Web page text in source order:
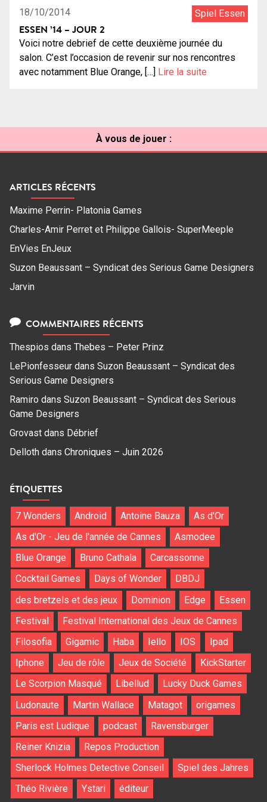
18/10/2014 Spiel Essen
ESSEN ’14 – JOUR 2
Voici notre debrief de cette deuxième journée du
salon. C’est l’occasion de revenir sur nos rencontres
avec notamment Blue Orange, […] Lire la suite
À vous de jouer :
ARTICLES RÉCENTS
Maxime Perrin- Platonia Games
Charles-Amir Perret et Philippe Gallois- SuperMeeple
EnVies EnJeux
Suzon Beaussant – Syndicat des Serious Game Designers
Jarvin
COMMENTAIRES RÉCENTS
Thespios dans Thebes – Peter Prinz
LePionfesseur dans Suzon Beaussant – Syndicat des
Serious Game Designers
Ramiro dans Suzon Beaussant – Syndicat des Serious
Game Designers
Grovast dans Débrief
Delloth dans Chroniques – Juin 2026
ÉTIQUETTES
7 Wonders Android Antoine Bauza
As d'Or
As d'Or - Jeu de l'année de Cannes
Asmodee
Blue Orange
Bruno Cathala
Carcassonne
Cocktail Games
Days of Wonder
DBDJ
des bretzels et des jeux
Dominion Edge
Essen
Festival
Festival International des Jeux de Cannes
Filosofia
Gigamic Haba Iello IOS
Ipad
Iphone
Jeu de rôle Jeux de Société
KickStarter
Le Scorpion Masqué
Libellud
Lucky Duck Games
Ludonaute
Martin Wallace Matagot
origames
Paris est Ludique
podcast
Ravensburger
Reiner Knizia
Repos Production
Sherlock Holmes Detective Conseil
Spiel des Jahres
Théo Rivière
Ystari éditeur